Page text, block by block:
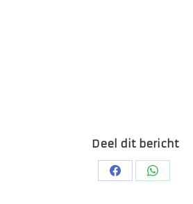
Deel dit bericht
Deel
Deel